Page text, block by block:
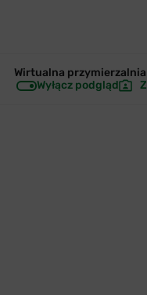
Wirtualna
Wyłącz podgląd